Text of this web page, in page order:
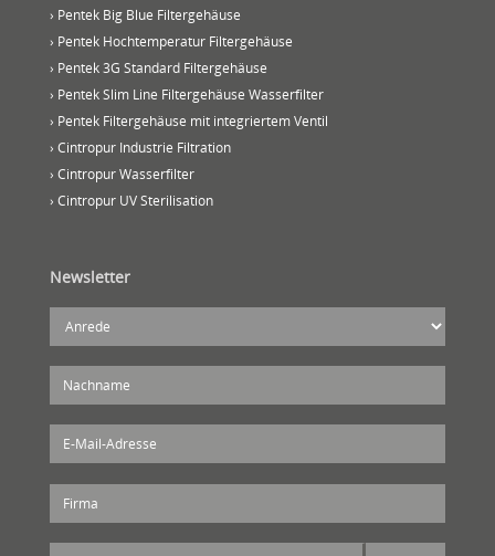
› Pentek Big Blue Filtergehäuse
› Pentek Hochtemperatur Filtergehäuse
› Pentek 3G Standard Filtergehäuse
› Pentek Slim Line Filtergehäuse Wasserfilter
› Pentek Filtergehäuse mit integriertem Ventil
› Cintropur Industrie Filtration
› Cintropur Wasserfilter
› Cintropur UV Sterilisation